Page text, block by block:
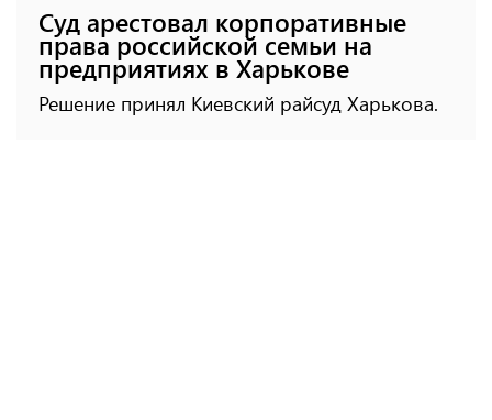
Суд арестовал корпоративные
права российской семьи на
предприятиях в Харькове
Решение принял Киевский райсуд Харькова.